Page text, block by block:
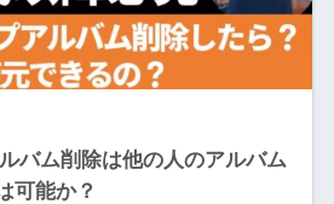
バム削除は他の人のアルバム
可能か？